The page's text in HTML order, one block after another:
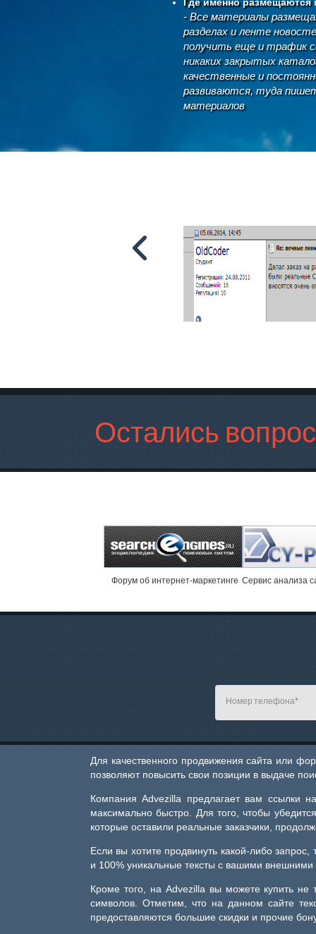
- Все материалы
разделах и ленте
получить еще и трафик
никаких закрытых
качественные и
развиваются, туда
материалов
Остались
Форум об интернет-маркетинге Cервис анализа
Для качественного продвижения сайта или
позволяют повысить свои позиции в выдаче
Компания Advezilla предлагает вам ссылки
максимально быстро. Для того, чтобы
которые оставили реальные заказчики,
Если вы хотите продвинуть какой-либо
и 100% уникальные тексты с вашими
Кроме того, на Advezilla вы можете купить не
символов. Отметим, что на данном сайте
предоставляются большие скидки и прочие